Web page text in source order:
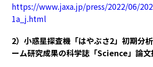
https://www.jaxa.jp/press/2022/06/
1a_j.html
2）小惑星探査機「はやぶさ2」初期分
ーム研究成果の科学誌「Science」論